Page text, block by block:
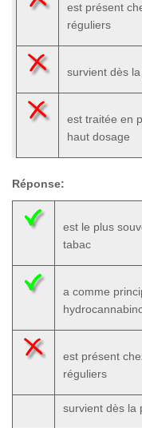
est présent
réguliers
survient dès
est traitée en
haut dosage
Réponse:
est le plus
tabac
a comme
est présent
réguliers
survient dès la